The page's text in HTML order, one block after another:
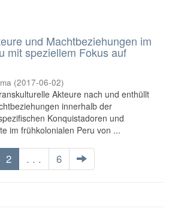
und Machtbeziehungen im
mit speziellem Fokus auf
(2017-06-02)
Akteure nach und enthüllt
innerhalb der
Konquistadoren und
im frühkolonialen Peru von ...
2 . . . 6